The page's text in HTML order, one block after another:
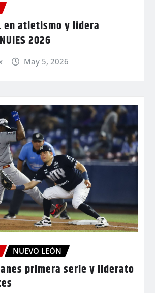
en atletismo y lidera
2026
May 5, 2026
NUEVO LEÓN
primera serie y liderato